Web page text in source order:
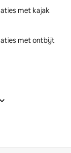
met kajak
met ontbijt